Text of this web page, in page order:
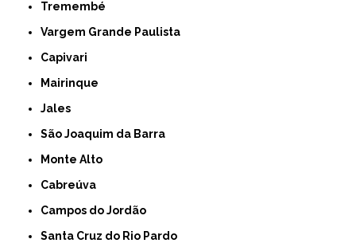
Tremembé
Vargem Grande Paulista
Capivari
Mairinque
Jales
São Joaquim da Barra
Monte Alto
Cabreúva
Campos do Jordão
Santa Cruz do Rio Pardo